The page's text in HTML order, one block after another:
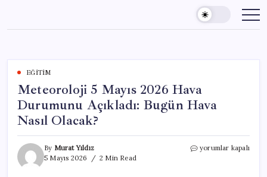
content
EĞITIM
Meteoroloji 5 Mayıs 2026 Hava
Durumunu Açıkladı: Bugün Hava
Nasıl Olacak?
By Murat Yıldız
5 Mayıs 2026
2 Min Read
Meteoroloji
yorumlar kapalı